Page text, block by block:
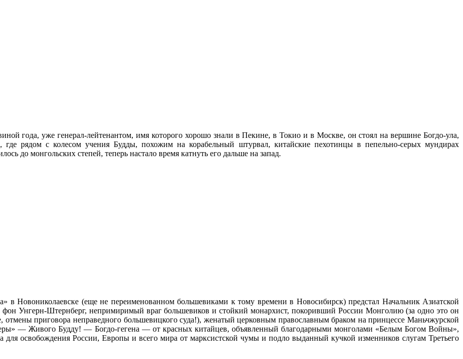
года, уже генерал-лейтенантом, имя которого хорошо знали в Пекине, в Токио и в Москве, он стоял на вершине Богдо-ула,
рядом с колесом учения Будды, похожим на корабельный штурвал, китайские пехотинцы в пепельно-серых мундирах
до монгольских степей, теперь настало время катнуть его дальше на запад.
в Новониколаевске (еще не переименованном большевиками к тому времени в Новосибирск) предстал Начальник Азиатской
Унгерн-Штернберг, непримиримый враг большевиков и стойкий монархист, покоривший России Монголию (за одно это он
отмены приговора неправедного большевицкого суда!), женатый церковным православным браком на принцессе Маньчжурской
— Живого Будду! — Богдо-гегена — от красных китайцев, объявленный благодарными монголами «Белым Богом Войны»,
для освобождения России, Европы и всего мира от марксистской чумы и подло выданный кучкой изменников слугам Третьего